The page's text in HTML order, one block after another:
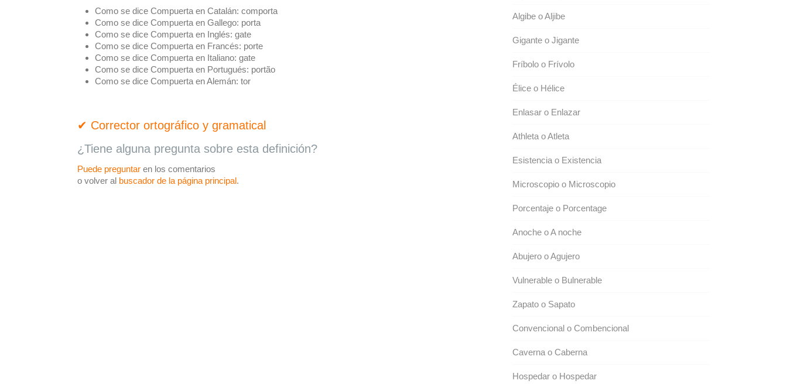
Como se dice Compuerta en Catalán: comporta
Como se dice Compuerta en Gallego: porta
Como se dice Compuerta en Inglés: gate
Como se dice Compuerta en Francés: porte
Como se dice Compuerta en Italiano: gate
Como se dice Compuerta en Portugués: portão
Como se dice Compuerta en Alemán: tor
✔ Corrector ortográfico y gramatical
¿Tiene alguna pregunta sobre esta definición?
Puede preguntar en los comentarios
o volver al buscador de la página principal.
Algibe o Aljibe
Gigante o Jigante
Fríbolo o Frívolo
Élice o Hélice
Enlasar o Enlazar
Athleta o Atleta
Esistencia o Existencia
Microscopio o Microscopio
Porcentaje o Porcentage
Anoche o A noche
Abujero o Agujero
Vulnerable o Bulnerable
Zapato o Sapato
Convencional o Combencional
Caverna o Caberna
Hospedar o Hospedar